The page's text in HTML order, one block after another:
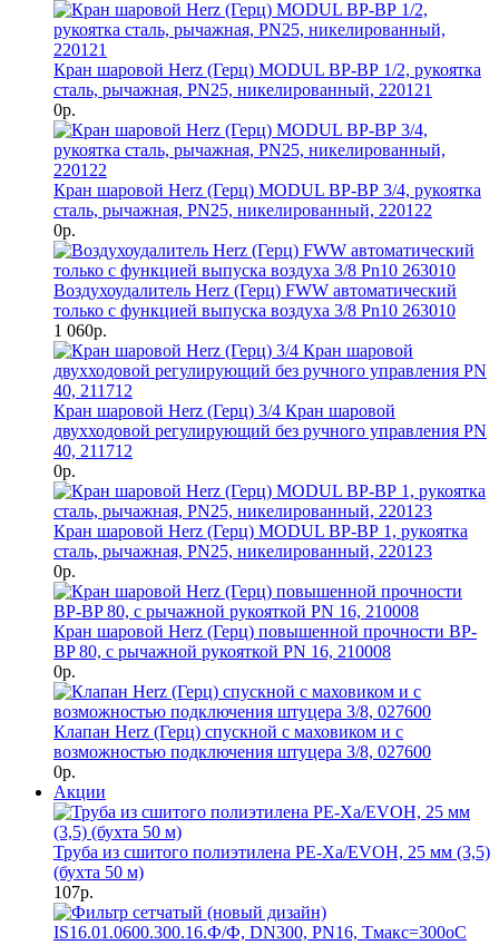
Кран шаровой Herz (Герц) MODUL ВР-ВР 1/2, рукоятка
сталь, рычажная, PN25, никелированный, 220121
0р.
Кран шаровой Herz (Герц) MODUL ВР-ВР 3/4, рукоятка
сталь, рычажная, PN25, никелированный, 220122
0р.
Воздухоудалитель Herz (Герц) FWW автоматический
только с функцией выпуска воздуха 3/8 Pn10 263010
1 060р.
Кран шаровой Herz (Герц) 3/4 Кран шаровой
двухходовой регулирующий без ручного управления PN
40, 211712
0р.
Кран шаровой Herz (Герц) MODUL ВР-ВР 1, рукоятка
сталь, рычажная, PN25, никелированный, 220123
0р.
Кран шаровой Herz (Герц) повышенной прочности BP-
BP 80, с рычажной рукояткой PN 16, 210008
0р.
Клапан Herz (Герц) спускной с маховиком и с
возможностью подключения штуцера 3/8, 027600
0р.
Акции
Труба из сшитого полиэтилена PE-Xa/EVOH, 25 мм (3,5)
(бухта 50 м)
107р.